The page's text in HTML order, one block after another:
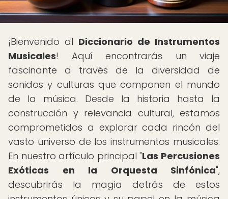
¡Bienvenido al Diccionario de Instrumentos
Musicales! Aquí encontrarás un viaje
fascinante a través de la diversidad de
sonidos y culturas que componen el mundo
de la música. Desde la historia hasta la
construcción y relevancia cultural, estamos
comprometidos a explorar cada rincón del
vasto universo de los instrumentos musicales.
En nuestro artículo principal "Las Percusiones
Exóticas en la Orquesta Sinfónica",
descubrirás la magia detrás de estos